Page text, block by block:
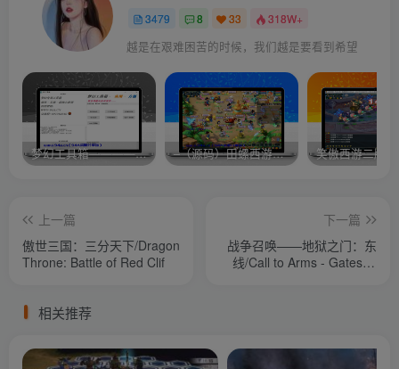
3479 8 33 318W+
越是在艰难困苦的时候，我们越是要看到希望
梦幻工具箱————-免费 –（源码）田螺西游9.0 假人摆摊18门派飞升渡劫化圣助战最新BB谛听…. 笑傲西游二版-
上一篇
傲世三国：三分天下/Dragon
Throne: Battle of Red Clif
下一篇
战争召唤——地狱之门：东
线/Call to Arms - Gates of
相关推荐